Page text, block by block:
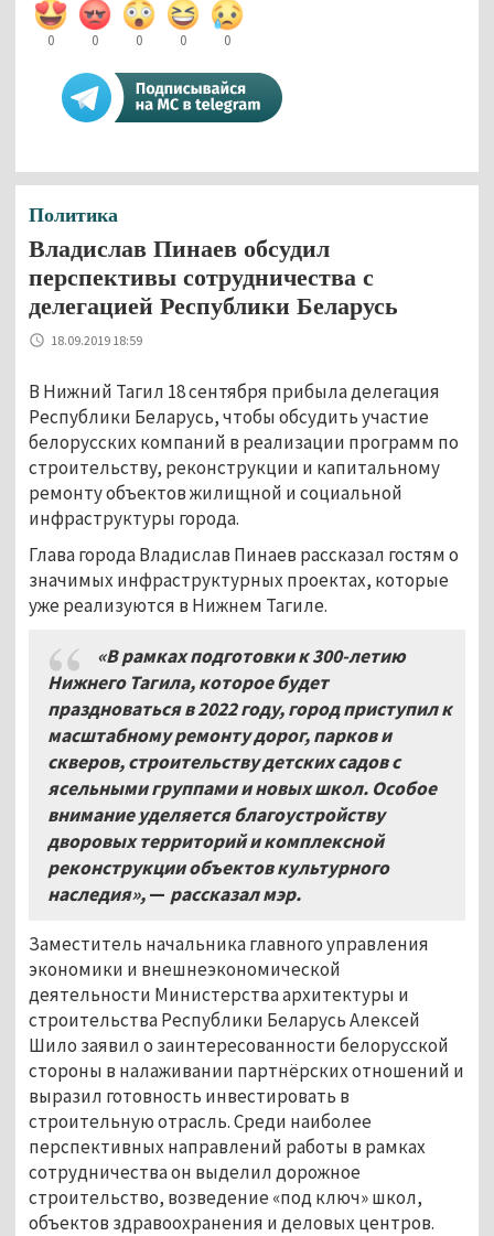
0 0 0 0 0
Политика
Владислав Пинаев обсудил
перспективы сотрудничества с
делегацией Республики Беларусь
18.09.2019 18:59
В Нижний Тагил 18 сентября прибыла делегация
Республики Беларусь, чтобы обсудить участие
белорусских компаний в реализации программ по
строительству, реконструкции и капитальному
ремонту объектов жилищной и социальной
инфраструктуры города.
Глава города Владислав Пинаев рассказал гостям о
значимых инфраструктурных проектах, которые
уже реализуются в Нижнем Тагиле.
«В рамках подготовки к 300-летию
Нижнего Тагила, которое будет
праздноваться в 2022 году, город приступил к
масштабному ремонту дорог, парков и
скверов, строительству детских садов с
ясельными группами и новых школ. Особое
внимание уделяется благоустройству
дворовых территорий и комплексной
реконструкции объектов культурного
наследия»,— рассказал мэр.
Заместитель начальника главного управления
экономики и внешнеэкономической
деятельности Министерства архитектуры и
строительства Республики Беларусь Алексей
Шило заявил о заинтересованности белорусской
стороны в налаживании партнёрских отношений и
выразил готовность инвестировать в
строительную отрасль. Среди наиболее
перспективных направлений работы в рамках
сотрудничества он выделил дорожное
строительство, возведение «под ключ» школ,
объектов здравоохранения и деловых центров.